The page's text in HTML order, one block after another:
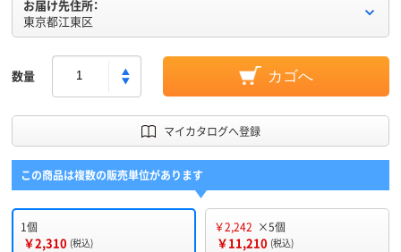
お届け先住所：
東京都江東区
数量 カゴへ
マイカタログへ登録
この商品は複数の販売単位があります
1個
￥2,310 (税込)
￥2,242 ×5個
￥11,210 (税込)